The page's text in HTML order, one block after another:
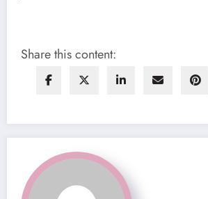
Share this content: